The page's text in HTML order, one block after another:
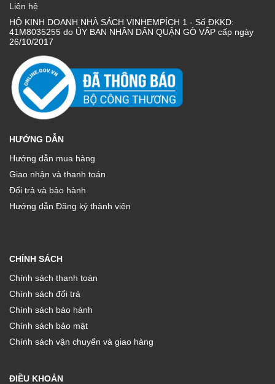
Liên hệ
HỘ KINH DOANH NHÀ SÁCH VINHEMPÍCH 1 - Số ĐKKD:
41M8035255 do ỦY BAN NHÂN DÂN QUẬN GÒ VẤP cấp ngày
26/10/2017
HƯỚNG DẪN
Hướng dẫn mua hàng
Giao nhận và thanh toán
Đổi trả và bảo hành
Hướng dẫn Đăng ký thành viên
CHÍNH SÁCH
Chính sách thanh toán
Chính sách đổi trả
Chính sách bảo hành
Chính sách bảo mật
Chính sách vận chuyển và giao hàng
ĐIỀU KHOẢN